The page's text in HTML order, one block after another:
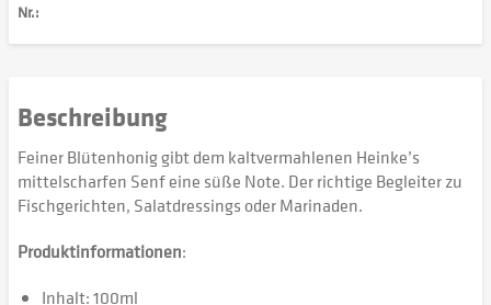
Nr.:
Beschreibung
Feiner Blütenhonig gibt dem kaltvermahlenen Heinke’s
mittelscharfen Senf eine süße Note. Der richtige Begleiter zu
Fischgerichten, Salatdressings oder Marinaden.
Produktinformationen:
Inhalt: 100ml